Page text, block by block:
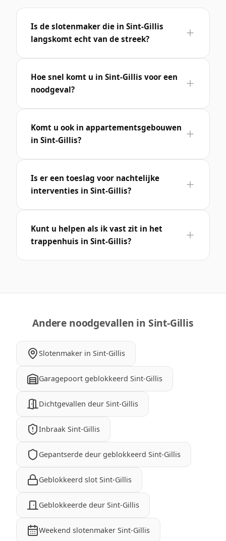
Is de slotenmaker die in Sint-Gillis
langskomt echt van de streek?
Hoe snel komt u in Sint-Gillis voor een
noodgeval?
Komt u ook in appartementsgebouwen
in Sint-Gillis?
Is er een toeslag voor nachtelijke
interventies in Sint-Gillis?
Kunt u helpen als ik vast zit in het
trappenhuis in Sint-Gillis?
Andere noodgevallen in Sint-Gillis
Slotenmaker in Sint-Gillis
Garagepoort geblokkeerd Sint-Gillis
Dichtgevallen deur Sint-Gillis
Inbraak Sint-Gillis
Gepantserde deur geblokkeerd Sint-Gillis
Geblokkeerd slot Sint-Gillis
Geblokkeerde deur Sint-Gillis
Weekend slotenmaker Sint-Gillis